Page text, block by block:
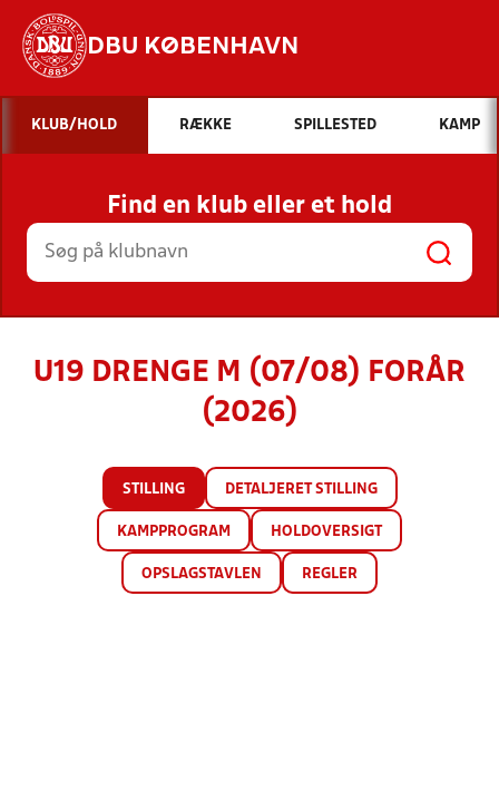
DBU KØBENHAVN
Hvad vil du søge efter?
INDHOLD OG NYHEDER
STILLINGER, RESULTATER, KLUBBER OG
HOLD
KLUB/HOLD RÆKKE SPILLESTED KAMP
Find en klub eller et hold
U19 DRENGE M (07/08) FORÅR
(2026)
STILLING DETALJERET STILLING
KAMPPROGRAM HOLDOVERSIGT
OPSLAGSTAVLEN REGLER